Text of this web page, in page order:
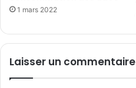
1 mars 2022
Laisser un commentaire